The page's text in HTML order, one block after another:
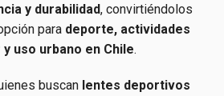
y durabilidad, convirtiéndolos
para deporte, actividades
uso urbano en Chile.
buscan lentes deportivos